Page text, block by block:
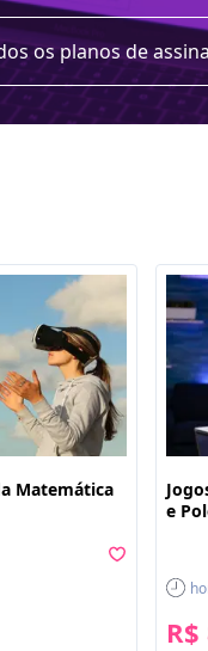
os planos de
Matemática
e